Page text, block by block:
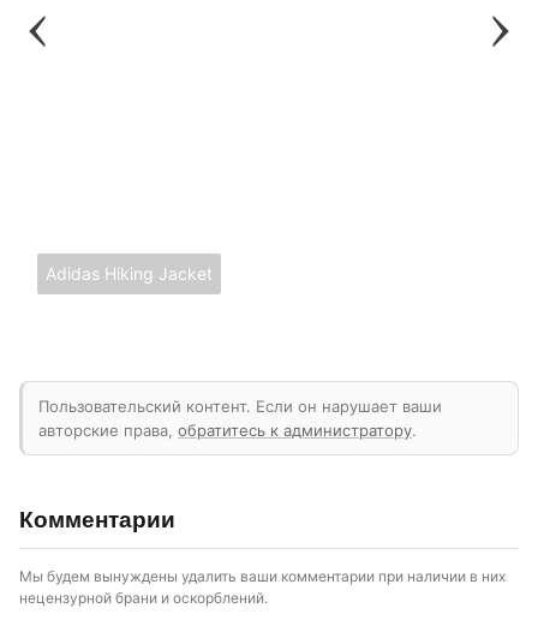
Adidas Hiking Jacket
Пользовательский контент. Если он нарушает ваши
авторские права, обратитесь к администратору.
Комментарии
Мы будем вынуждены удалить ваши комментарии при наличии в них
нецензурной брани и оскорблений.